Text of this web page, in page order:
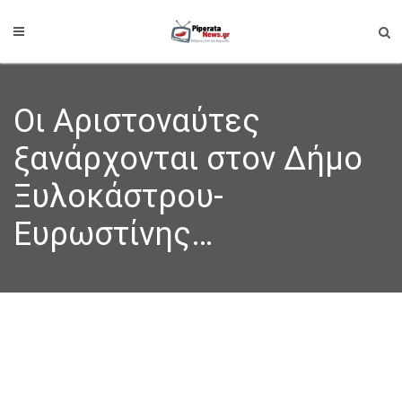
Οι Αριστοναύτες
ξανάρχονται στον Δήμο
Ξυλοκάστρου-
Ευρωστίνης…